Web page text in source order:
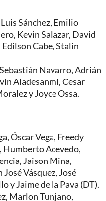
Sánchez, Emilio
Kevin Salazar, David
Cabe, Stalin
Navarro, Adrián
Aladesanmi, Cesar
y Joyce Ossa.
Óscar Vega, Freedy
Humberto Acevedo,
Jaison Mina,
Vásquez, José
y Jaime de la Pava (DT).
Marlon Tunjano,